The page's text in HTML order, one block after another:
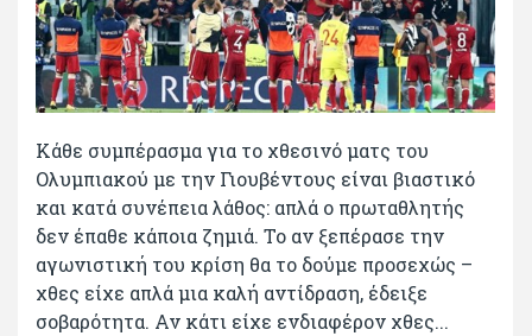
Κάθε συμπέρασμα για το χθεσινό ματς του
Ολυμπιακού με την Γιουβέντους είναι βιαστικό
και κατά συνέπεια λάθος: απλά ο πρωταθλητής
δεν έπαθε κάποια ζημιά. Το αν ξεπέρασε την
αγωνιστική του κρίση θα το δούμε προσεχώς –
χθες είχε απλά μια καλή αντίδραση, έδειξε
σοβαρότητα. Αν κάτι είχε ενδιαφέρον χθες...